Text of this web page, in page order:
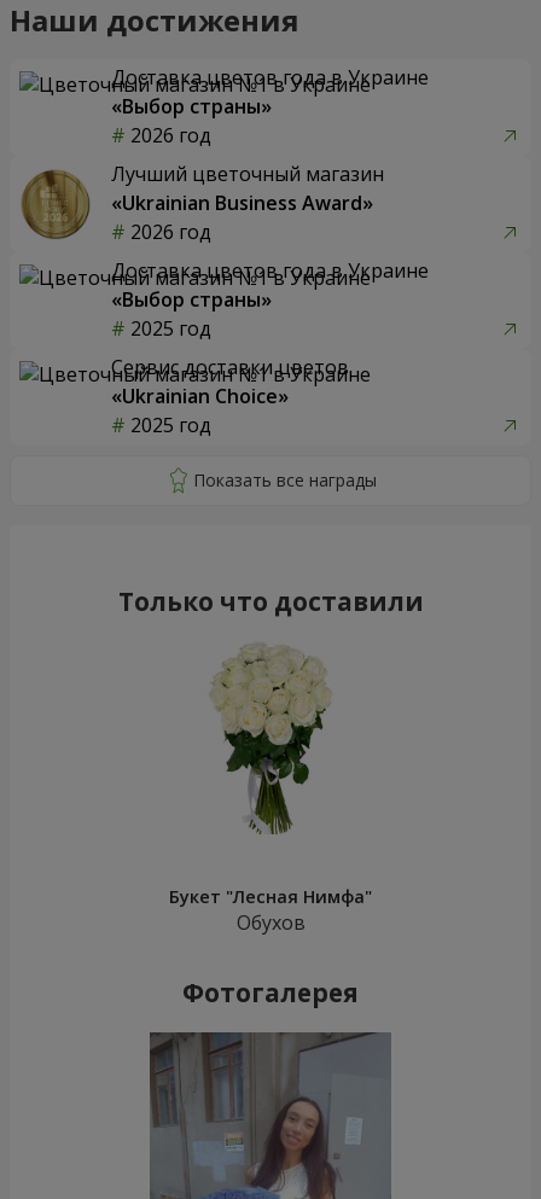
Наши достижения
Доставка цветов года в Украине
«Выбор страны»
2026 год
Лучший цветочный магазин
«Ukrainian Business Award»
2026 год
Доставка цветов года в Украине
«Выбор страны»
2025 год
Сервис доставки цветов
«Ukrainian Choice»
2025 год
Только что доставили
Букет "Лесная Нимфа"
Обухов
Фотогалерея